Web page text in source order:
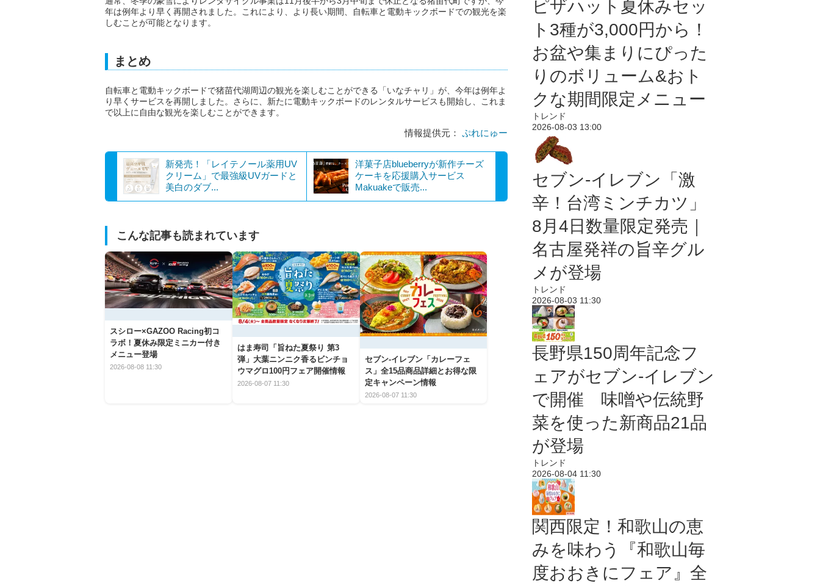
年は例年より早く再開されました。これにより、より長い期間、自転車と電動キックボードでの観光を楽
しむことが可能となります。
まとめ
自転車と電動キックボードで猪苗代湖周辺の観光を楽しむことができる「いなチャリ」が、今年は例年よ
り早くサービスを再開しました。さらに、新たに電動キックボードのレンタルサービスも開始し、これま
で以上に自由な観光を楽しむことができます。
情報提供元： ぷれにゅー
新発売！「レイテノール薬用UV
クリーム」で最強級UVガードと
美白のダブ...
洋菓子店blueberryが新作チーズ
ケーキを応援購入サービス
Makuakeで販売...
こんな記事も読まれています
スシロー×GAZOO Racing初コ
ラボ！夏休み限定ミニカー付き
メニュー登場
2026-08-08 11:30
はま寿司「旨ねた夏祭り 第3
弾」大葉ニンニク香るビンチョ
ウマグロ100円フェア開催情報
2026-08-07 11:30
セブン‐イレブン「カレーフェ
ス」全15品商品詳細とお得な限
定キャンペーン情報
2026-08-07 11:30
ピザハット夏休みセッ
ト3種が3,000円から！
お盆や集まりにぴった
りのボリューム&おト
クな期間限定メニュー
トレンド
2026-08-03 13:00
セブン-イレブン「激
辛！台湾ミンチカツ」
8月4日数量限定発売｜
名古屋発祥の旨辛グル
メが登場
トレンド
2026-08-03 11:30
長野県150周年記念フ
ェアがセブン-イレブン
で開催 味噌や伝統野
菜を使った新商品21品
が登場
トレンド
2026-08-04 11:30
関西限定！和歌山の恵
みを味わう『和歌山毎
度おおきにフェア』全